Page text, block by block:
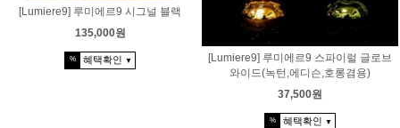
[Lumiere9] 루미에르9 시그널 블랙
135,000원
% 혜택확인 ▼
[Lumiere9] 루미에르9 스파이럴 글로브
와이드(녹턴,에디슨,호롱겸용)
37,500원
% 혜택확인 ▼